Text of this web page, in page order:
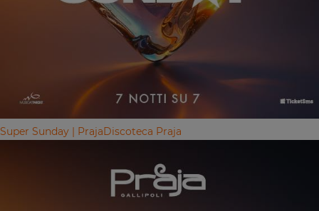
Super Sunday | PrajaDiscoteca Praja